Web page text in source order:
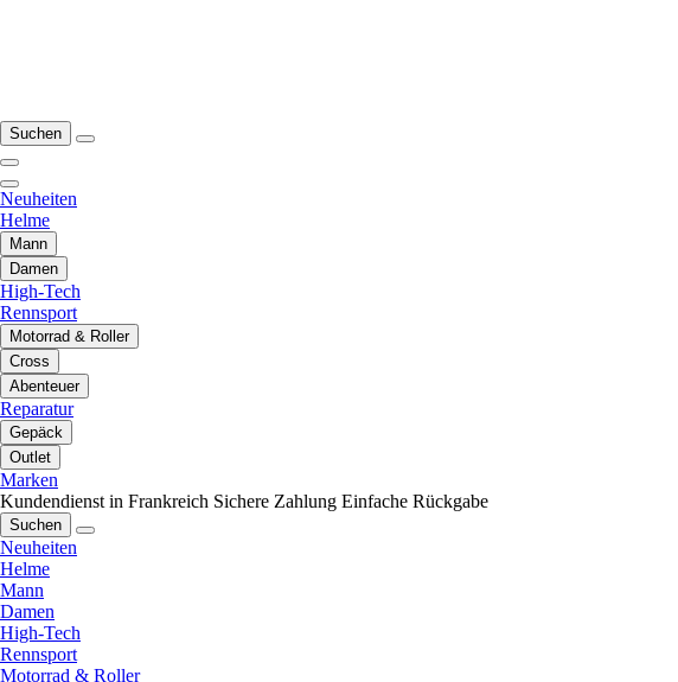
Suchen
Neuheiten
Helme
Mann
Damen
High-Tech
Rennsport
Motorrad & Roller
Cross
Abenteuer
Reparatur
Gepäck
Outlet
Marken
Kundendienst in Frankreich Sichere Zahlung Einfache Rückgabe
Suchen
Neuheiten
Helme
Mann
Damen
High-Tech
Rennsport
Motorrad & Roller